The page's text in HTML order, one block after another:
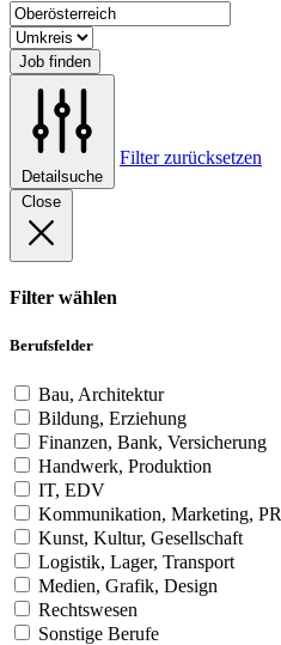
Job finden
Detailsuche
Filter zurücksetzen
Close
Filter wählen
Berufsfelder
Bau, Architektur
Bildung, Erziehung
Finanzen, Bank, Versicherung
Handwerk, Produktion
IT, EDV
Kommunikation, Marketing, PR
Kunst, Kultur, Gesellschaft
Logistik, Lager, Transport
Medien, Grafik, Design
Rechtswesen
Sonstige Berufe